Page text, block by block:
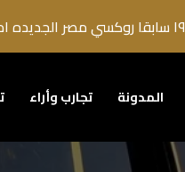
المدونة تجارب وأراء